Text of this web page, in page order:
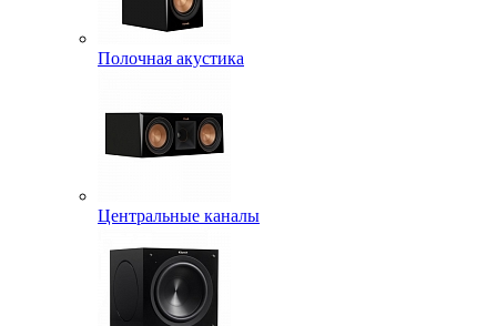
Полочная акустика
Центральные каналы